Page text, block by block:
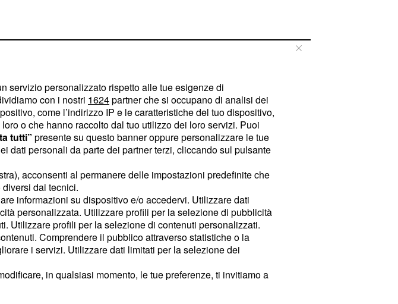
servizio personalizzato rispetto alle tue esigenze di
con i nostri 1624partner che si occupano di analisi dei
come l’indirizzo IP e le caratteristiche del tuo dispositivo,
o che hanno raccolto dal tuo utilizzo dei loro servizi. Puoi
tutti” presente su questo banner oppure personalizzare le tue
dati personali da parte dei partner terzi, cliccando sul pulsante
acconsenti al permanere delle impostazioni predefinite che
dai tecnici.
informazioni su dispositivo e/o accedervi. Utilizzare dati
personalizzata. Utilizzare profili per la selezione di pubblicità
Utilizzare profili per la selezione di contenuti personalizzati.
Comprendere il pubblico attraverso statistiche o la
i servizi. Utilizzare dati limitati per la selezione dei
in qualsiasi momento, le tue preferenze, ti invitiamo a